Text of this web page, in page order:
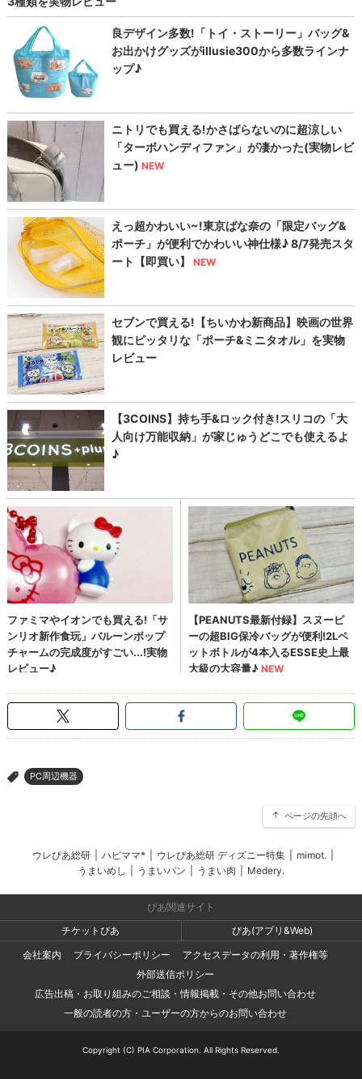
> PC周辺機器
ページの先頭へ
ウレぴあ総研 ハピママ* ウレぴあ総研 ディズニー特集 mimot.
うまいめし
うまいパン うまい肉 Medery.
ぴあ関連サイト
チケットぴあ
ぴあ(アプリ&Web)
会社案内
プライバシーポリシー
アクセスデータの利用・著作権等
外部送信ポリシー
広告出稿・お取り組みのご相談・情報掲載・その他お問い合わせ
一般の読者の方・ユーザーの方からのお問い合わせ
Copyright (C) PIA Corporation. All Rights Reserved.